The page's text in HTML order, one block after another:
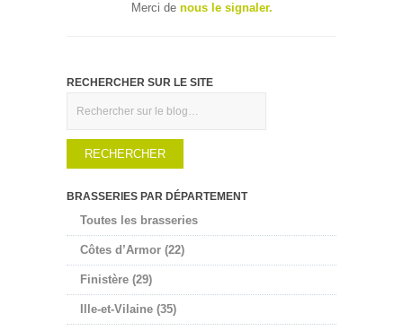
Merci de nous le signaler.
RECHERCHER SUR LE SITE
BRASSERIES PAR DÉPARTEMENT
Toutes les brasseries
Côtes d’Armor (22)
Finistère (29)
Ille-et-Vilaine (35)